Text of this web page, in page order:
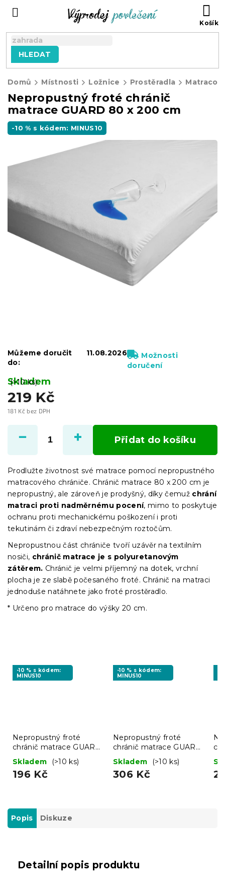
HLEDAT
Domů Místnosti Ložnice Prostěradla
Nepropustný froté chránič
matrace GUARD 80 x 200 cm
-10 % s kódem: MINUS10
219 Kč
181 Kč bez DPH
cena:
Skladem
(>10 ks)
Můžeme doručit
do:
11.08.2026
Možnosti
doručení
Přidat do košíku
Prodlužte životnost své matrace pomocí nepropustného
matracového chrániče. Chránič matrace 80 x 200 cm je
nepropustný, ale zároveň je prodyšný, díky čemuž chrání
matraci proti nadměrnému pocení, mimo to poskytuje
ochranu proti mechanickému poškození i proti
tekutinám či zdraví nebezpečným roztočům.
Nepropustnou část chrániče tvoří uzávěr na textilním
nosiči, chránič matrace je s polyuretanovým
zátěrem. Chránič je velmi příjemný na dotek, vrchní
plocha je ze slabě počesaného froté. Chránič na matraci
jednoduše natáhnete jako froté prostěradlo.
* Určeno pro matrace do výšky 20 cm.
-10 % s kódem:
MINUS10
Nepropustný froté
chránič matrace GUARD
90 x 200 cm
Skladem (>10 ks)
196 Kč
-10 % s kódem:
MINUS10
Nepropustný froté
chránič matrace GUARD
160 x 200 cm
Skladem (>10 ks)
306 Kč
Popis Diskuze
Detailní popis produktu